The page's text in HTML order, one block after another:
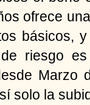
ofrece
básicos,
riesgo
Marzo
solo la